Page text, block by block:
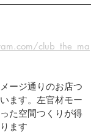
club_the_ma
ージ通りのお店つ
ます。左官材モー
た空間つくりが得
ます